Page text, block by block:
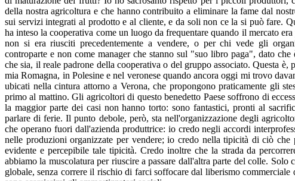
della nostra agricoltura e che hanno contribuito a eliminare la fame dal
sui servizi integrati al prodotto e al cliente, e da soli non ce la si può fare.
ha inteso la cooperativa come un luogo da frequentare quando il mercato
non si era riusciti precedentemente a vendere, o per chi vede gli
controparte e non come manager che stanno sul "suo libro paga", dato
che sia, il reale padrone della cooperativa o del gruppo associato. Questa è,
mia Romagna, in Polesine e nel veronese quando ancora oggi mi trovo
ubicati nella cintura attorno a Verona, che propongono praticamente gli
primo al mattino. Gli agricoltori di questo benedetto Paese soffrono di
la maggior parte dei casi non hanno torto: sono fantastici, pronti al
parlare di ferie. Il punto debole, però, sta nell'organizzazione degli
che operano fuori dall'azienda produttrice: io credo negli accordi
nelle produzioni organizzate per vendere; io credo nella tipicità di ciò
evidente e percepibile tale tipicità. Credo inoltre che la strada da
abbiamo la muscolatura per riuscire a passare dall'altra parte del colle. Solo
globale, senza correre il rischio di farci soffocare dal liberismo